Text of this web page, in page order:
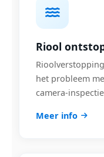
Riool
het probleem
camera-
Meer info